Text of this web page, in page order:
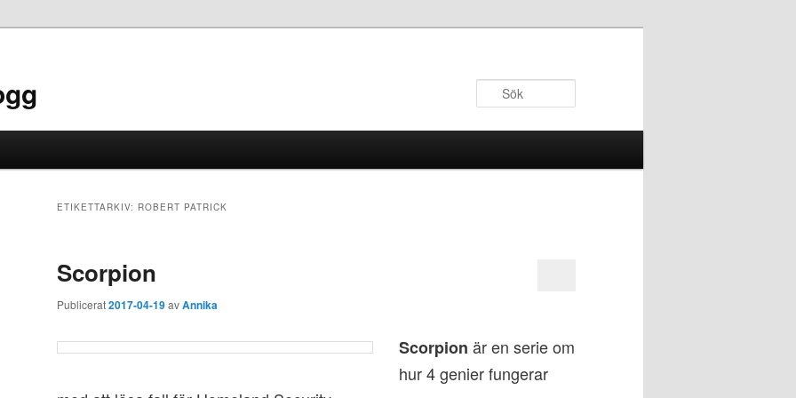
ETIKETTARKIV: ROBERT PATRICK
Scorpion
Publicerat2017-04-19avAnnika
Scorpion är en serie om
hur 4 genier fungerar